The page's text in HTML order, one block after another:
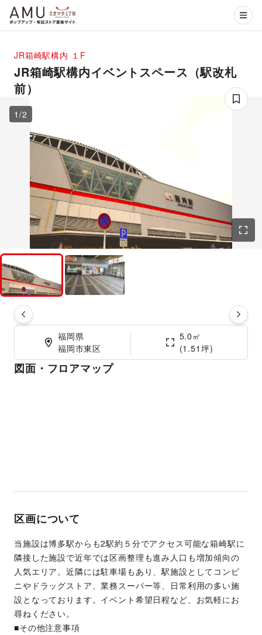
JR箱崎駅構内 １F
JR箱崎駅構内イベントスペース（駅改札
前）
1 /2
福岡県
福岡市東区
5.0㎡
(1.51坪)
図面・フロアマップ
区画について
当施設は博多駅からも2駅約５分でアクセス可能な箱崎駅に
隣接した施設で近年では区画整理も進み人口も増加傾向の
人気エリア。近隣には駐車場もあり、駅施設としてコンビ
ニやドラッグストア、業務スーパー等、日常利用の多い施
設となっております。イベント希望日程など、お気軽にお
尋ねください。
■その他注意事項